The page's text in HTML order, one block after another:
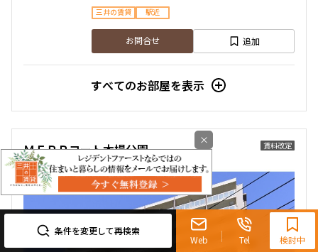
条件を変更して再検索
Web Tel
0120-321-719
9:30~18:00（水曜定休）
検討中
三井の賃貸 駅近
お問合せ 追加
すべてのお部屋を表示
賃料改定
ＭＦＰＲコート木場公園
×